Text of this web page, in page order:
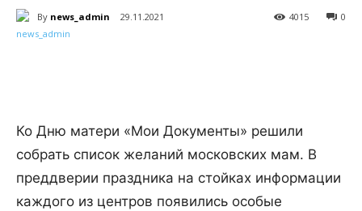
By news_admin 29.11.2021 0
4015
Ко Дню матери «Мои Документы» решили
собрать список желаний московских мам. В
преддверии праздника на стойках информации
каждого из центров появились особые